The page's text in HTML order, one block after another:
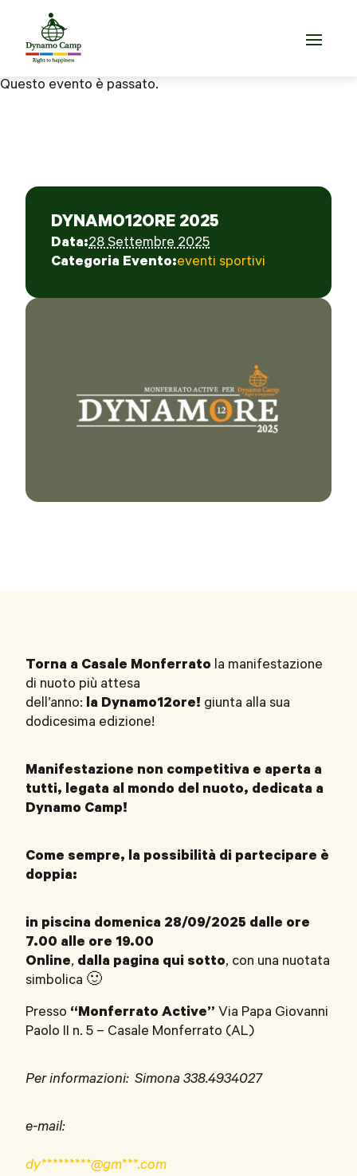
Questo evento è passato.
DYNAMO12ORE 2025
Data:28 Settembre 2025
Categoria Evento:eventi sportivi
Torna a Casale Monferrato la manifestazione
di nuoto più attesa
dell’anno: la Dynamo12ore! giunta alla sua
dodicesima edizione!
Manifestazione non competitiva e aperta a
tutti, legata al mondo del nuoto, dedicata a
Dynamo Camp!
Come sempre, la possibilità di partecipare è
doppia:
in piscina domenica 28/09/2025 dalle ore
7.00 alle ore 19.00
Online, dalla pagina qui sotto, con una nuotata
simbolica 🙂
Presso “Monferrato Active” Via Papa Giovanni
Paolo II n. 5 – Casale Monferrato (AL)
Per informazioni: Simona 338.4934027
e-mail:
dy*********@gm***.com